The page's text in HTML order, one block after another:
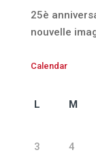
25è
nouvelle
Calendar
L M
3
4